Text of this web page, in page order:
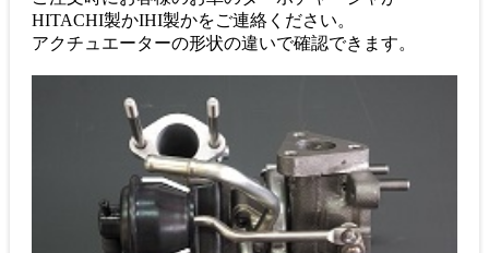
HITACHI製かIHI製かをご連絡ください。
アクチュエーターの形状の違いで確認できます。